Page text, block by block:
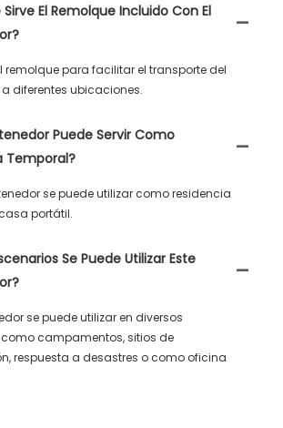
El Remolque Incluido Con El
remolque para facilitar el transporte del
diferentes ubicaciones.
Puede Servir Como
Temporal?
se puede utilizar como residencia
portátil.
Se Puede Utilizar Este
se puede utilizar en diversos
campamentos, sitios de
respuesta a desastres o como oficina